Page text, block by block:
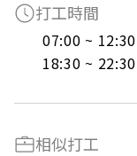
打工時間
07:00 ~
18:30 ~
相似打工